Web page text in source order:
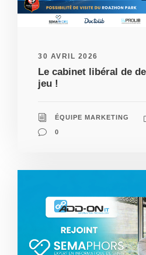
30 AVRIL 2026
Le cabinet libéral de
jeu !
ÉQUIPE MARKETING
0